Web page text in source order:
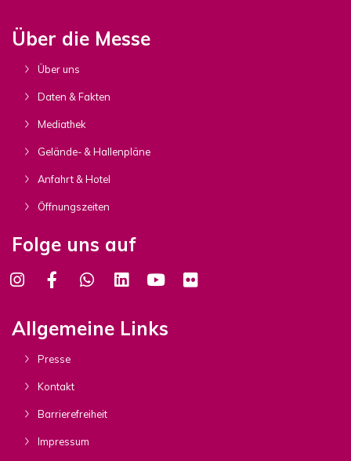
Über die Messe
Über uns
Daten & Fakten
Mediathek
Gelände- & Hallenpläne
Anfahrt & Hotel
Öffnungszeiten
Folge uns auf
Allgemeine Links
Presse
Kontakt
Barrierefreiheit
Impressum